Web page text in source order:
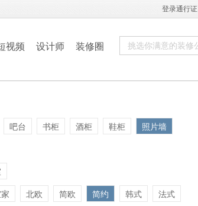
登录通行证
视频 设计师 装修圈
吧台 书柜 酒柜 鞋柜
照片墙
北欧 简欧 简约 韩式 法式